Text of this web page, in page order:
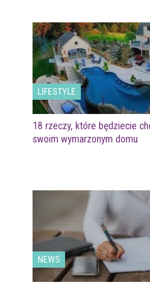
LIFESTYLE
18 rzeczy, które będziecie
swoim wymarzonym domu
NEWS